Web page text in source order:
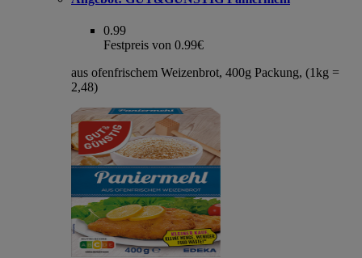
0.99
Festpreis von 0.99€
aus ofenfrischem Weizenbrot, 400g Packung, (1kg =
2,48)